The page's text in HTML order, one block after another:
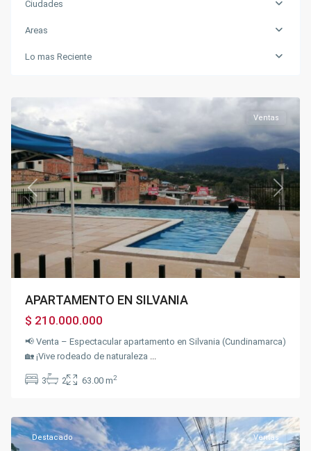
Ciudades
Areas
Lo mas Reciente
via
Previous Next
Ventas
APARTAMENTO EN SILVANIA
$ 210.000.000
📢 Venta – Espectacular apartamento en Silvania (Cundinamarca)
🏡 ¡Vive rodeado de naturaleza
3 2 63.00 m2
Los
Silvania
Destacado Ventas